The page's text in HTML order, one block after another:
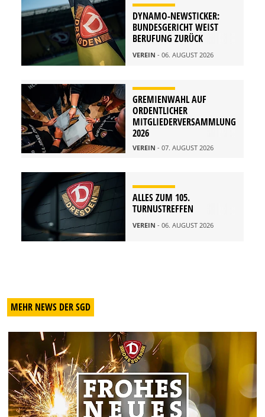
DYNAMO-NEWSTICKER:
BUNDESGERICHT WEIST
BERUFUNG ZURÜCK
VEREIN - 06. AUGUST 2026
GREMIENWAHL AUF
ORDENTLICHER
MITGLIEDERVERSAMMLUNG
2026
VEREIN - 07. AUGUST 2026
ALLES ZUM 105.
TURNUSTREFFEN
VEREIN - 06. AUGUST 2026
MEHR NEWS DER SGD